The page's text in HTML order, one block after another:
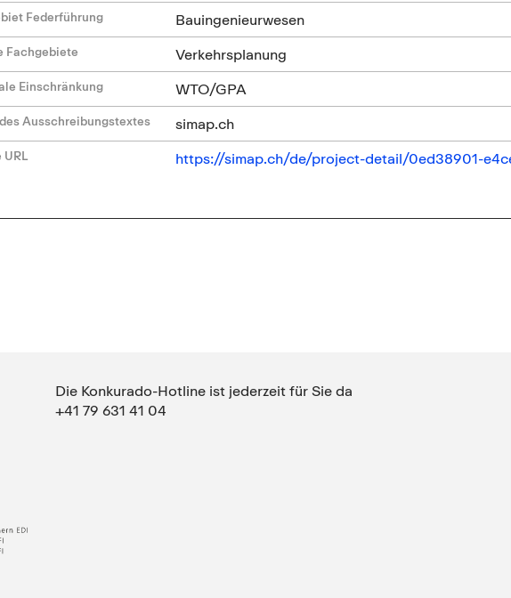
Federführung Bauingenieurwesen
Fachgebiete Verkehrsplanung
Einschränkung WTO/GPA
Ausschreibungstextes simap.ch
URL https://simap.ch/de/project-detail/0ed38901-
Die Konkurado-Hotline ist jederzeit für Sie da
+41 79 631 41 04